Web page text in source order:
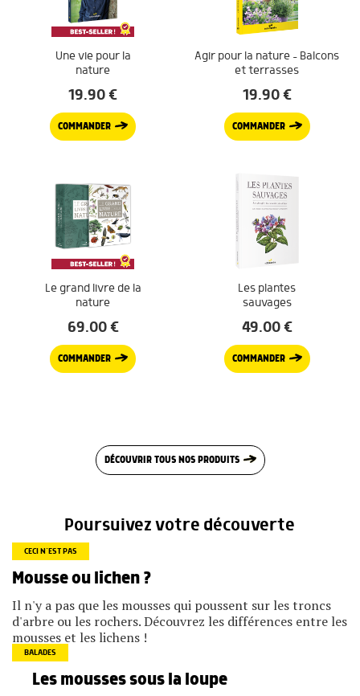
Une vie pour la
nature
19.90€
COMMANDER
Agir pour la nature – Balcons
et terrasses
19.90€
COMMANDER
Le grand livre de la
nature
69.00€
COMMANDER
Les plantes
sauvages
49.00€
COMMANDER
DÉCOUVRIR TOUS NOS PRODUITS
Poursuivez votre découverte
CECI N’EST PAS
Mousse ou lichen ?
Il n'y a pas que les mousses qui poussent sur les troncs
d'arbre ou les rochers. Découvrez les différences entre les
mousses et les lichens !
BALADES
Les mousses sous la loupe